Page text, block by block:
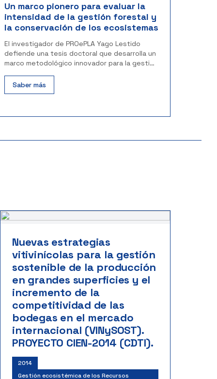
Un marco pionero para evaluar la
intensidad de la gestión forestal y
la conservación de los ecosistemas
El investigador de PROePLA Yago Lestido
defiende una tesis doctoral que desarrolla un
marco metodológico innovador para la gestión
Saber más
Nuevas estrategias
vitivinícolas para la gestión
sostenible de la producción
en grandes superficies y el
incremento de la
competitividad de las
bodegas en el mercado
internacional (VINySOST).
PROYECTO CIEN-2014 (CDTI).
2014
Gestión ecosistémica de los Recursos